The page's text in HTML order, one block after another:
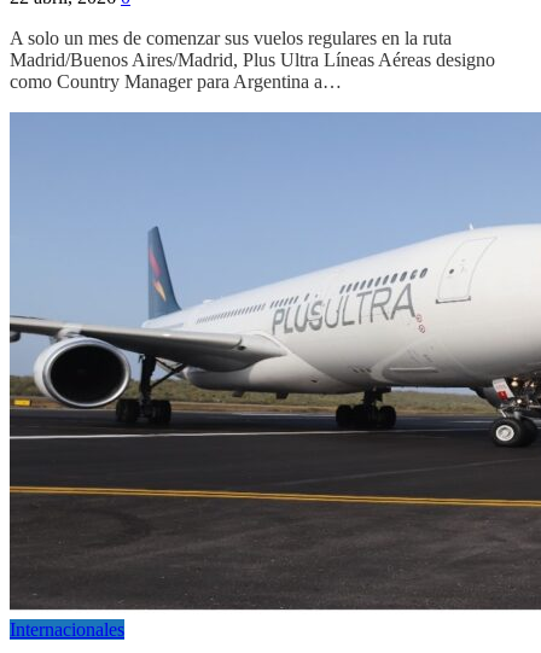
A solo un mes de comenzar sus vuelos regulares en la ruta
Madrid/Buenos Aires/Madrid, Plus Ultra Líneas Aéreas designo
como Country Manager para Argentina a…
Internacionales